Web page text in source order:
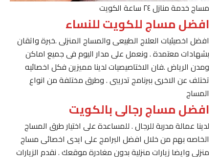
مساج خدمة منازل ٢٤ ساعة الكويت
افضل مساج للكويت للنساء
افضل اخصيئيات العلاج الطبيعى والمساج المنزلى .خبرة واتقان
بشهادات معتمدة . ونعمل على مدار اليوم فى جميع اماكن
ومدن الرياض .فان الاختاصيصيات لدينا مميزين فكل اخصائيه
تختلف عن الاخرى ببرنامج تدريبى . وطرق مختلفة من انواع
المساج
افضل مساج رجالى بالكويت
لدينا عمالة مدربة للرجال . للمساعدة على اختيار طرق المساج
الخاصه بهم من خلال افضل البرامج على ايدى اخصائى مساج
منزلى وايضا زيارات منزلية بدون مغادرة موقعك . نقدم الزيارات